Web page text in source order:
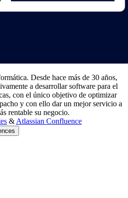
Desde hace más de 30 años,
a desarrollar software para el
con el único objetivo de optimizar
y con ello dar un mejor servicio a
rentable su negocio.
& Atlassian Confluence